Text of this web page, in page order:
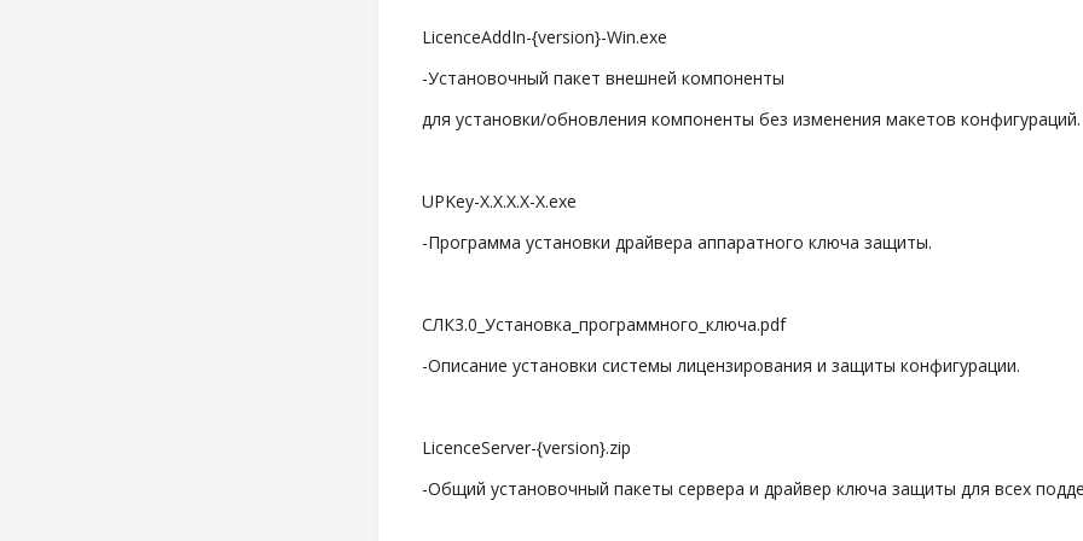
LicenceAddIn-{version}-Win.exe
-Установочный пакет внешней компоненты
для установки/обновления компоненты без изменения макетов конфигураций.
UPKey-X.X.X.X-X.exe
-Программа установки драйвера аппаратного ключа защиты.
СЛК3.0_Установка_программного_ключа.pdf
-Описание установки системы лицензирования и защиты конфигурации.
LicenceServer-{version}.zip
-Общий установочный пакеты сервера и драйвер ключа защиты для всех